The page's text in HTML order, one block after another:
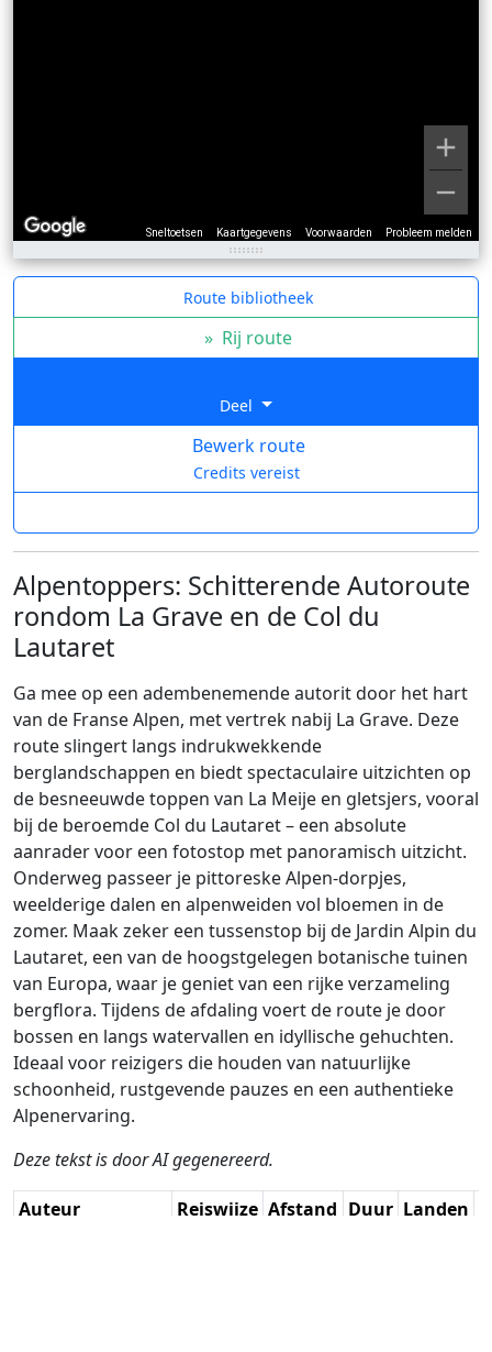
Sneltoetsen Kaartgegevens Voorwaarden Probleem melden
Route bibliotheek
» Rij route
Deel
Bewerk route
Credits vereist
Alpentoppers: Schitterende Autoroute
rondom La Grave en de Col du
Lautaret
Ga mee op een adembenemende autorit door het hart
van de Franse Alpen, met vertrek nabij La Grave. Deze
route slingert langs indrukwekkende
berglandschappen en biedt spectaculaire uitzichten op
de besneeuwde toppen van La Meije en gletsjers, vooral
bij de beroemde Col du Lautaret – een absolute
aanrader voor een fotostop met panoramisch uitzicht.
Onderweg passeer je pittoreske Alpen-dorpjes,
weelderige dalen en alpenweiden vol bloemen in de
zomer. Maak zeker een tussenstop bij de Jardin Alpin du
Lautaret, een van de hoogstgelegen botanische tuinen
van Europa, waar je geniet van een rijke verzameling
bergflora. Tijdens de afdaling voert de route je door
bossen en langs watervallen en idyllische gehuchten.
Ideaal voor reizigers die houden van natuurlijke
schoonheid, rustgevende pauzes en een authentieke
Alpenervaring.
Deze tekst is door AI gegenereerd.
Auteur Reiswijze Afstand Duur Landen